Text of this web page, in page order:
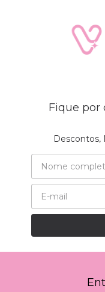
Fique por
Descontos,